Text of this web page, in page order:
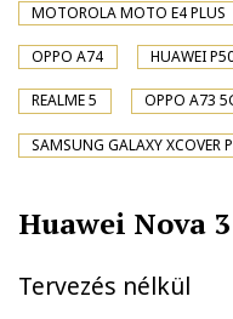
MOTOROLA MOTO E4 PLUS
OPPO A74 HUAWEI
REALME 5 OPPO A73
SAMSUNG GALAXY XCOVER
Huawei Nova
Tervezés nélkül